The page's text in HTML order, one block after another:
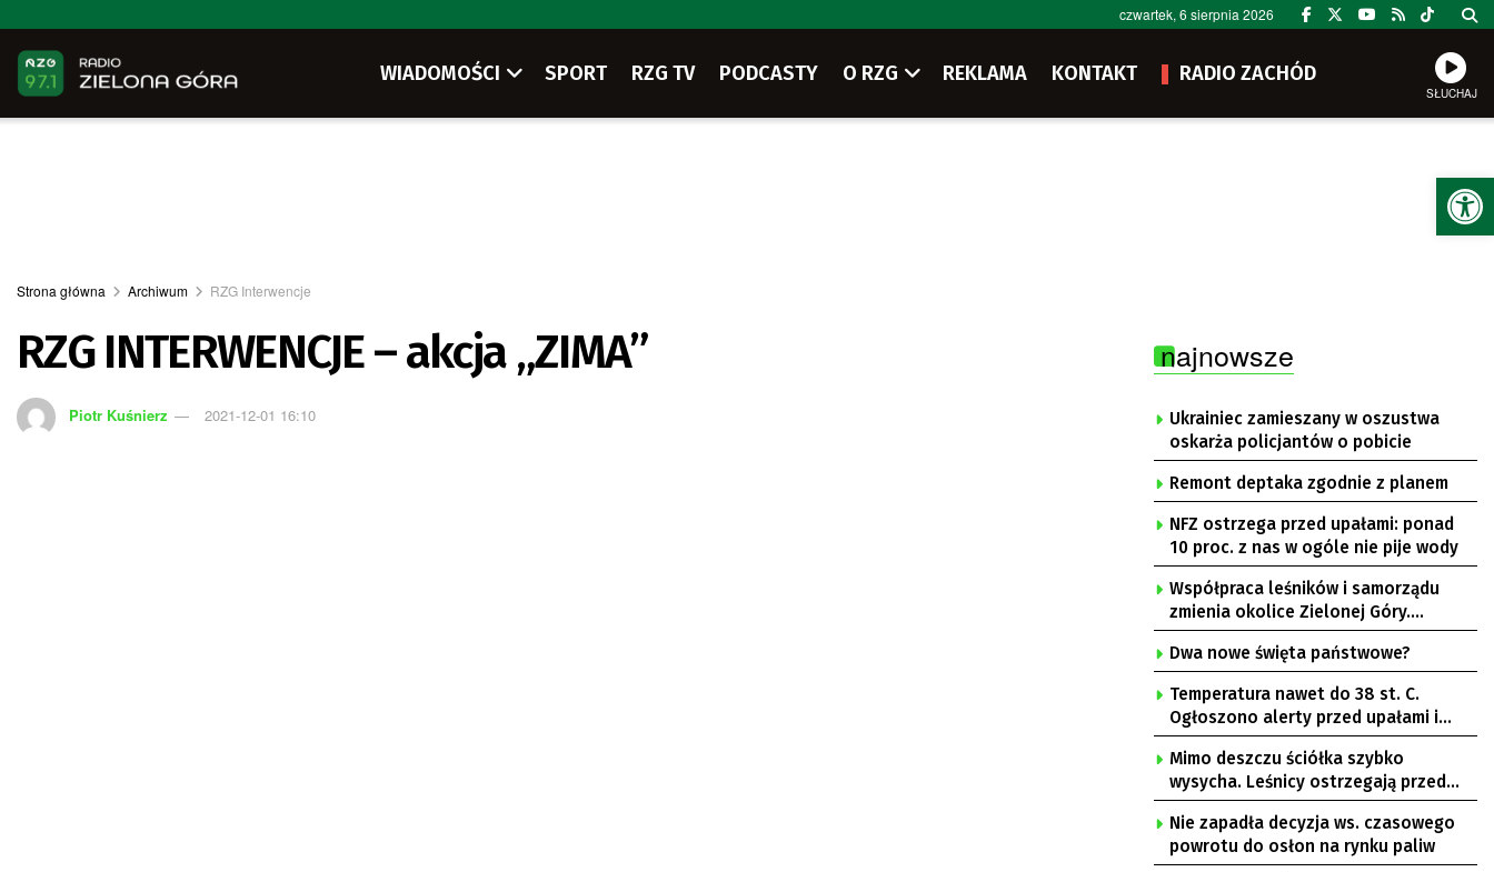
czwartek, 6 sierpnia 2026
WIADOMOŚCI SPORT RZG TV PODCASTY O RZG REKLAMA KONTAKT RADIO ZACHÓD
SŁUCHAJ
Strona główna Archiwum RZG Interwencje
RZG INTERWENCJE – akcja „ZIMA”
Piotr Kuśnierz 2021-12-01 16:10
najnowsze
Ukrainiec zamieszany w oszustwa
oskarża policjantów o pobicie
Remont deptaka zgodnie z planem
NFZ ostrzega przed upałami: ponad
10 proc. z nas w ogóle nie pije wody
Współpraca leśników i samorządu
zmienia okolice Zielonej Góry.
Powstają nowe ścieżki rowerowe
Dwa nowe święta państwowe?
Temperatura nawet do 38 st. C.
Ogłoszono alerty przed upałami i
burzami
Mimo deszczu ściółka szybko
wysycha. Leśnicy ostrzegają przed
pożarami
Nie zapadła decyzja ws. czasowego
powrotu do osłon na rynku paliw